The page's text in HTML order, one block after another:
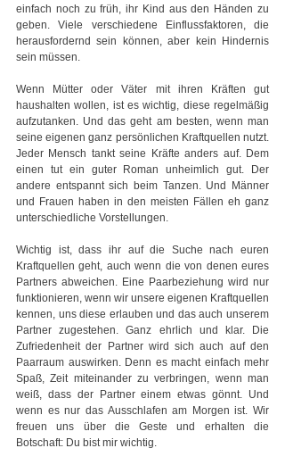
einfach noch zu früh, ihr Kind aus den Händen zu
geben. Viele verschiedene Einflussfaktoren, die
herausfordernd sein können, aber kein Hindernis
sein müssen.
Wenn Mütter oder Väter mit ihren Kräften gut
haushalten wollen, ist es wichtig, diese regelmäßig
aufzutanken. Und das geht am besten, wenn man
seine eigenen ganz persönlichen Kraftquellen nutzt.
Jeder Mensch tankt seine Kräfte anders auf. Dem
einen tut ein guter Roman unheimlich gut. Der
andere entspannt sich beim Tanzen. Und Männer
und Frauen haben in den meisten Fällen eh ganz
unterschiedliche Vorstellungen.
Wichtig ist, dass ihr auf die Suche nach euren
Kraftquellen geht, auch wenn die von denen eures
Partners abweichen. Eine Paarbeziehung wird nur
funktionieren, wenn wir unsere eigenen Kraftquellen
kennen, uns diese erlauben und das auch unserem
Partner zugestehen. Ganz ehrlich und klar. Die
Zufriedenheit der Partner wird sich auch auf den
Paarraum auswirken. Denn es macht einfach mehr
Spaß, Zeit miteinander zu verbringen, wenn man
weiß, dass der Partner einem etwas gönnt. Und
wenn es nur das Ausschlafen am Morgen ist. Wir
freuen uns über die Geste und erhalten die
Botschaft: Du bist mir wichtig.